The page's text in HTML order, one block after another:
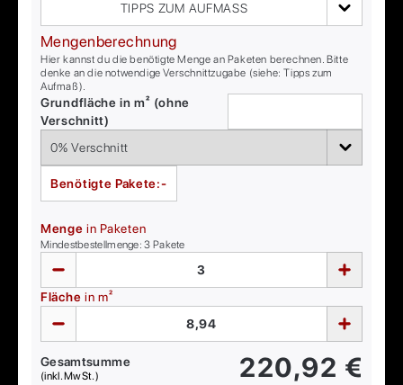
TIPPS ZUM AUFMASS
Mengenberechnung
Hier kannst du die benötigte Menge an Paketen berechnen. Bitte
denke an die notwendige Verschnittzugabe (siehe: Tipps zum
Aufmaß).
Grundfläche in m² (ohne
Verschnitt)
Benötigte Pakete:-
Menge in Paketen
Mindestbestellmenge:3 Pakete
Fläche in m²
Gesamtsumme
(inkl. MwSt.) 220,92 €